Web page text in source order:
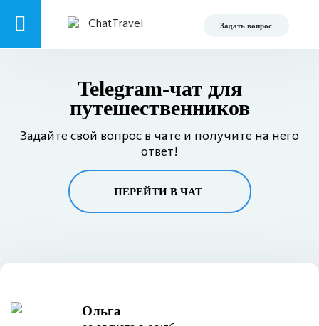
Задать вопрос
Telegram-чат для
путешественников
Задайте свой вопрос в чате и получите на него
ответ!
ПЕРЕЙТИ В ЧАТ
Ольга